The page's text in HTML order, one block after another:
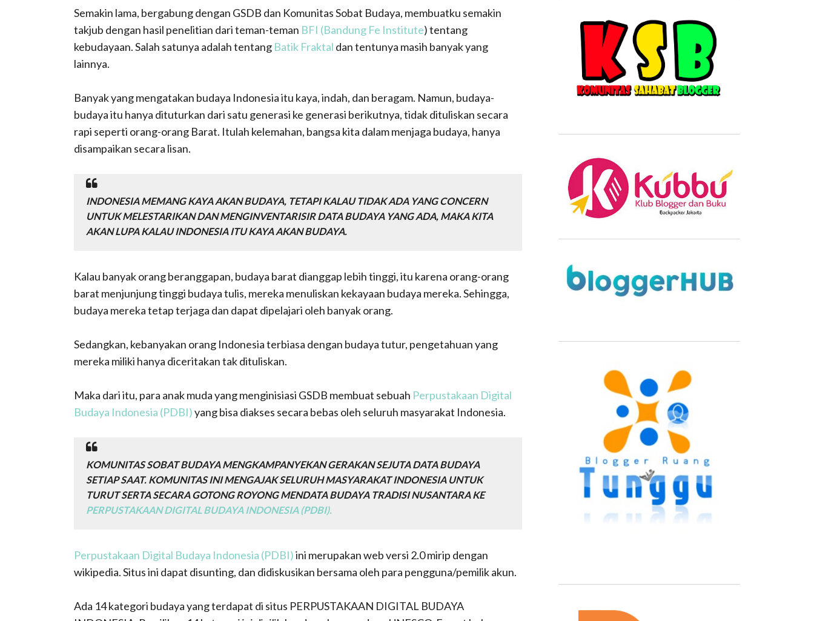
Semakin lama, bergabung dengan GSDB dan Komunitas Sobat Budaya, membuatku semakin
takjub dengan hasil penelitian dari teman-teman BFI (Bandung Fe Institute) tentang
kebudayaan. Salah satunya adalah tentang Batik Fraktal dan tentunya masih banyak yang
lainnya.
Banyak yang mengatakan budaya Indonesia itu kaya, indah, dan beragam. Namun, budaya-
budaya itu hanya dituturkan dari satu generasi ke generasi berikutnya, tidak dituliskan secara
rapi seperti orang-orang Barat. Itulah kelemahan, bangsa kita dalam menjaga budaya, hanya
disampaikan secara lisan.
INDONESIA MEMANG KAYA AKAN BUDAYA, TETAPI KALAU TIDAK ADA YANG CONCERN
UNTUK MELESTARIKAN DAN MENGINVENTARISIR DATA BUDAYA YANG ADA, MAKA KITA
AKAN LUPA KALAU INDONESIA ITU KAYA AKAN BUDAYA.
Kalau banyak orang beranggapan, budaya barat dianggap lebih tinggi, itu karena orang-orang
barat menjunjung tinggi budaya tulis, mereka menuliskan kekayaan budaya mereka. Sehingga,
budaya mereka tetap terjaga dan dapat dipelajari oleh banyak orang.
Sedangkan, kebanyakan orang Indonesia terbiasa dengan budaya tutur, pengetahuan yang
mereka miliki hanya diceritakan tak dituliskan.
Maka dari itu, para anak muda yang menginisiasi GSDB membuat sebuah Perpustakaan Digital
Budaya Indonesia (PDBI)yang bisa diakses secara bebas oleh seluruh masyarakat Indonesia.
KOMUNITAS SOBAT BUDAYA MENGKAMPANYEKAN GERAKAN SEJUTA DATA BUDAYA
SETIAP SAAT. KOMUNITAS INI MENGAJAK SELURUH MASYARAKAT INDONESIA UNTUK
TURUT SERTA SECARA GOTONG ROYONG MENDATA BUDAYA TRADISI NUSANTARA KE
PERPUSTAKAAN DIGITAL BUDAYA INDONESIA (PDBI).
Perpustakaan Digital Budaya Indonesia (PDBI)ini merupakan web versi 2.0 mirip dengan
wikipedia. Situs ini dapat disunting, dan didiskusikan bersama oleh para pengguna/pemilik akun.
Ada 14 kategori budaya yang terdapat di situs PERPUSTAKAAN DIGITAL BUDAYA